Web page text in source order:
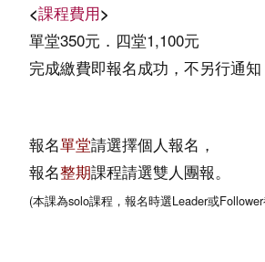
<課程費用>
單堂350元．四堂1,100元
完成繳費即報名成功，不另行通知
報名單堂請選擇個人報名 ，
報名整期課程請選雙人團報。
(本課為solo課程，報名時選Leader或